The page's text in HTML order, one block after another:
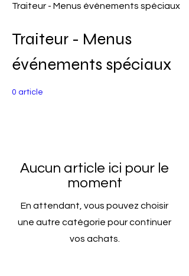
Traiteur - Menus événements spéciaux
Traiteur - Menus
événements spéciaux
0 article
Aucun article ici pour le
moment
En attendant, vous pouvez choisir
une autre catégorie pour continuer
vos achats.